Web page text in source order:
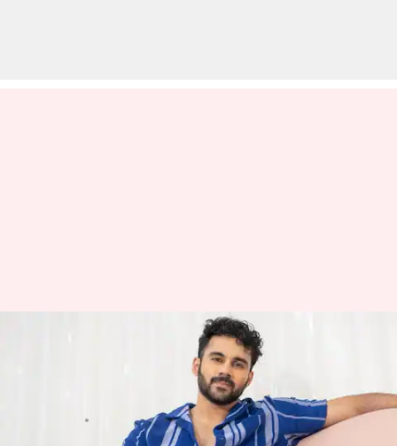
'बिग बॉस 19': अभिषेक बजाज और
शहबाज ने कर दी सारी हदें पार, अब
Sep 14, 2025 07:32 pm